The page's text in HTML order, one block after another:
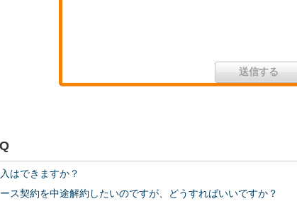
はできますか？
ス契約を中途解約したいのですが、どうすればいいですか？